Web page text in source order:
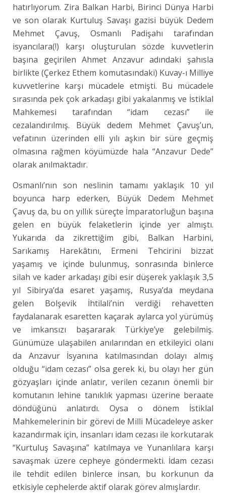
hatırlıyorum. Zira Balkan Harbi, Birinci Dünya Harbi
ve son olarak Kurtuluş Savaşı gazisi büyük Dedem
Mehmet Çavuş, Osmanlı Padişahı tarafından
isyancılara(!) karşı oluşturulan sözde kuvvetlerin
başına geçirilen Ahmet Anzavur adındaki şahısla
birlikte (Çerkez Ethem komutasındaki) Kuvay-ı Milliye
kuvvetlerine karşı mücadele etmişti. Bu mücadele
sırasında pek çok arkadaşı gibi yakalanmış ve İstiklal
Mahkemesi tarafından “idam cezası” ile
cezalandırılmış. Büyük dedem Mehmet Çavuş’un,
vefatının üzerinden elli yılı aşkın bir süre geçmiş
olmasına rağmen köyümüzde hala “Anzavur Dede”
olarak anılmaktadır.
Osmanlı’nın son neslinin tamamı yaklaşık 10 yıl
boyunca harp ederken, Büyük Dedem Mehmet
Çavuş da, bu on yıllık süreçte İmparatorluğun başına
gelen en büyük felaketlerin içinde yer almıştı.
Yukarıda da zikrettiğim gibi, Balkan Harbini,
Sarıkamış Harekâtını, Ermeni Tehcirini bizzat
yaşamış ve içinde bulunmuş, sonrasında binlerce
silah ve kader arkadaşı gibi esir düşerek yaklaşık 3,5
yıl Sibirya’da esaret yaşamış, Rusya’da meydana
gelen Bolşevik İhtilali’nin verdiği rehavetten
faydalanarak esaretten kaçarak aylarca yol yürümüş
ve imkansızı başararak Türkiye’ye gelebilmiş.
Günümüze ulaşabilen anılarından en etkileyici olanı
da Anzavur İsyanına katılmasından dolayı almış
olduğu “idam cezası” olsa gerek ki, bu olayı her gün
gözyaşları içinde anlatır, verilen cezanın önemli bir
komutanın lehine tanıklık yapması üzerine beraate
döndüğünü anlatırdı. Oysa o dönem İstiklal
Mahkemelerinin bir görevi de Milli Mücadeleye asker
kazandırmak için, insanları idam cezası ile korkutarak
“Kurtuluş Savaşına” katılmaya ve Yunanlılara karşı
savaşmak üzere cepheye göndermekti. İdam cezası
ile tehdit edilen binlerce insan, bu korkunun da
etkisiyle cephelerde aktif olarak görev almışlardır.